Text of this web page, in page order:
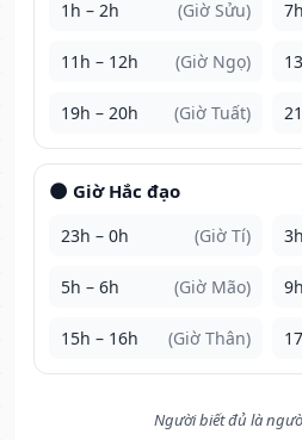
1h – 2h (Giờ Sửu)
11h – 12h (Giờ Ngọ)
19h – 20h (Giờ Tuất)
🌑 Giờ Hắc đạo
23h – 0h (Giờ Tí)
5h – 6h (Giờ Mão)
15h – 16h (Giờ Thân)
Người biết đủ là